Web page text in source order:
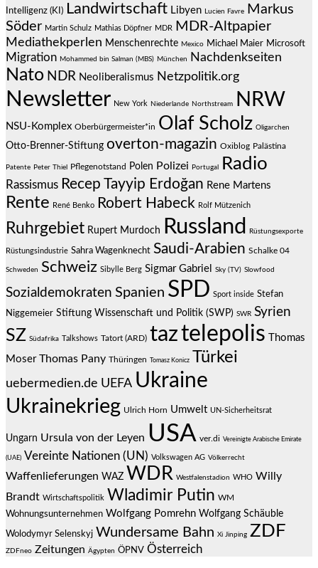
Intelligenz (KI) Landwirtschaft Libyen Lucien Favre
Markus
Söder Martin Schulz Mathias Döpfner MDR MDR-Altpapier
Mediathekperlen Menschenrechte Mexico Michael Maier Microsoft
Migration Mohammed bin Salman (MBS) München Nachdenkseiten
Nato NDR Neoliberalismus Netzpolitik.org
Newsletter New York Niederlande Northstream NRW
NSU-Komplex Oberbürgermeister*in Olaf Scholz Oligarchen
Otto-Brenner-Stiftung overton-magazin Oxiblog Palästina
Patente Peter Thiel Pflegenotstand Polen Polizei Portugal Radio
Rassismus Recep Tayyip Erdoğan Rene Martens
Rente René Benko Robert Habeck Rolf Mützenich
Ruhrgebiet Rupert Murdoch Russland Rüstungsexporte
Rüstungsindustrie Sahra Wagenknecht Saudi-Arabien Schalke 04
Schweden Schweiz Sibylle Berg Sigmar Gabriel Sky (TV) Slowfood
Sozialdemokraten Spanien SPD Sport inside Stefan
Niggemeier Stiftung Wissenschaft und Politik (SWP) SWR Syrien
SZ Südafrika Talkshows Tatort (ARD) taztelepolis
Thomas
Moser Thomas Pany Thüringen Tomasz Konicz Türkei
uebermedien.de UEFA Ukraine
Ukrainekrieg Ulrich Horn Umwelt UN-Sicherheitsrat
Ungarn Ursula von der Leyen USA ver.di Vereinigte Arabische Emirate
(UAE) Vereinte Nationen (UN) Volkswagen AG Völkerrecht
Waffenlieferungen WAZ WDR Westfalenstadion WHO Willy
Brandt Wirtschaftspolitik Wladimir Putin WM
Wohnungsunternehmen Wolfgang Pomrehn Wolfgang Schäuble
Wolodymyr Selenskyj Wundersame Bahn Xi Jinping ZDF
ZDFneo Zeitungen Ägypten ÖPNV Österreich